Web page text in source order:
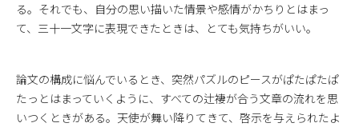
る。それでも、自分の思い描いた情景や感情がかちりとはまっ
て、三十一文字に表現できたときは、とても気持ちがいい。
論文の構成に悩んでいるとき、突然パズルのピースがぱたぱたぱ
たっとはまっていくように、すべての辻褄が合う文章の流れを思
いつくときがある。天使が舞い降りてきて、啓示を与えられたよ